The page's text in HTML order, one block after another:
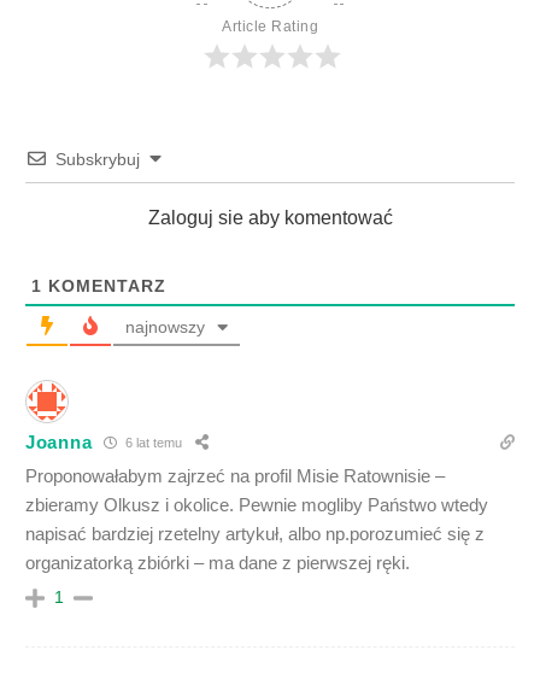
Article Rating
Subskrybuj
Zaloguj sie aby komentować
1 KOMENTARZ
najnowszy
Joanna 6 lat temu
Proponowałabym zajrzeć na profil Misie Ratownisie –
zbieramy Olkusz i okolice. Pewnie mogliby Państwo wtedy
napisać bardziej rzetelny artykuł, albo np.porozumieć się z
organizatorką zbiórki – ma dane z pierwszej ręki.
1